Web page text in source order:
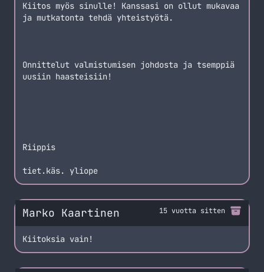
Kiitos myös sinulle! Kanssasi on ollut mukavaa
ja mutkatonta tehdä yhteistyötä.
Onnittelut valmistumisen johdosta ja tsemppiä
uusiin haasteisiin!
Riippis
tiet.käs. yliope
Marko Kaartinen 15 vuotta sitten
Kiitoksia vain!